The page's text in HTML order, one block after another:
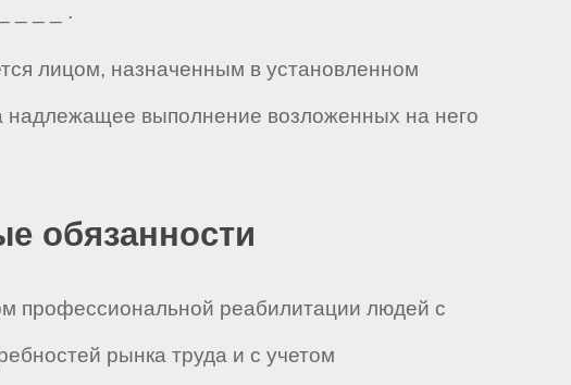
_ _ _ .
лицом, назначенным в установленном
надлежащее выполнение возложенных на него
обязанности
профессиональной реабилитации людей с
рынка труда и с учетом